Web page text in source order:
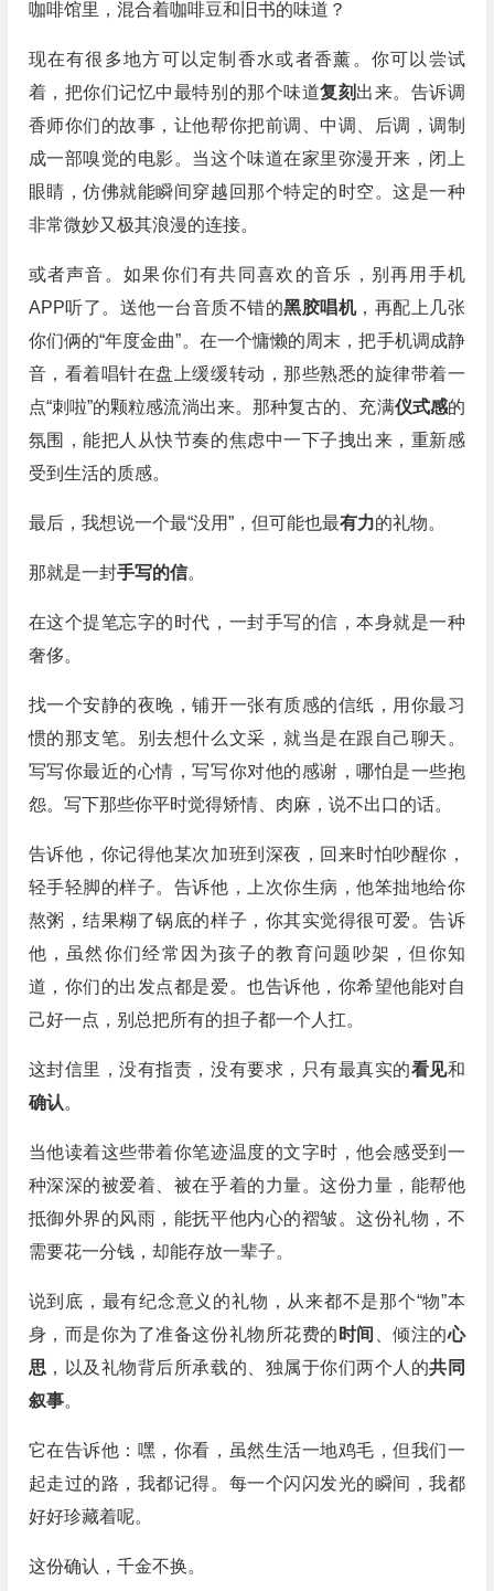
咖啡馆里，混合着咖啡豆和旧书的味道？
现在有很多地方可以定制香水或者香薰。你可以尝试
着，把你们记忆中最特别的那个味道复刻 出来。告诉调
香师你们的故事，让他帮你把前调、中调、后调，调制
成一部嗅觉的电影。当这个味道在家里弥漫开来，闭上
眼睛，仿佛就能瞬间穿越回那个特定的时空。这是一种
非常微妙又极其浪漫的连接。
或者声音。如果你们有共同喜欢的音乐，别再用手机
APP听了。送他一台音质不错的黑胶唱机，再配上几张
你们俩的“年度金曲”。在一个慵懒的周末，把手机调成静
音，看着唱针在盘上缓缓转动，那些熟悉的旋律带着一
点“刺啦”的颗粒感流淌出来。那种复古的、充满仪式感的
氛围，能把人从快节奏的焦虑中一下子拽出来，重新感
受到生活的质感。
最后，我想说一个最“没用”，但可能也最有力的礼物。
那就是一封手写的信。
在这个提笔忘字的时代，一封手写的信，本身就是一种
奢侈。
找一个安静的夜晚，铺开一张有质感的信纸，用你最习
惯的那支笔。别去想什么文采，就当是在跟自己聊天。
写写你最近的心情，写写你对他的感谢，哪怕是一些抱
怨。写下那些你平时觉得矫情、肉麻，说不出口的话。
告诉他，你记得他某次加班到深夜，回来时怕吵醒你，
轻手轻脚的样子。告诉他，上次你生病，他笨拙地给你
熬粥，结果糊了锅底的样子，你其实觉得很可爱。告诉
他，虽然你们经常因为孩子的教育问题吵架，但你知
道，你们的出发点都是爱。也告诉他，你希望他能对自
己好一点，别总把所有的担子都一个人扛。
这封信里，没有指责，没有要求，只有最真实的看见和
确认 。
当他读着这些带着你笔迹温度的文字时，他会感受到一
种深深的被爱着、被在乎着的力量。这份力量，能帮他
抵御外界的风雨，能抚平他内心的褶皱。这份礼物，不
需要花一分钱，却能存放一辈子。
说到底，最有纪念意义的礼物，从来都不是那个“物”本
身，而是你为了准备这份礼物所花费的 时间 、倾注的心
思 ，以及礼物背后所承载的、独属于你们两个人的共同
叙事。
它在告诉他：嘿，你看，虽然生活一地鸡毛，但我们一
起走过的路，我都记得。每一个闪闪发光的瞬间，我都
好好珍藏着呢。
这份确认，千金不换。